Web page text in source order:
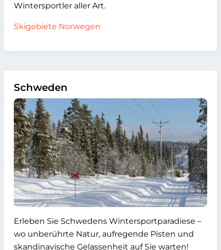
Wintersportler aller Art.
Skigebiete Norwegen
Schweden
Erleben Sie Schwedens Wintersportparadiese –
wo unberührte Natur, aufregende Pisten und
skandinavische Gelassenheit auf Sie warten!